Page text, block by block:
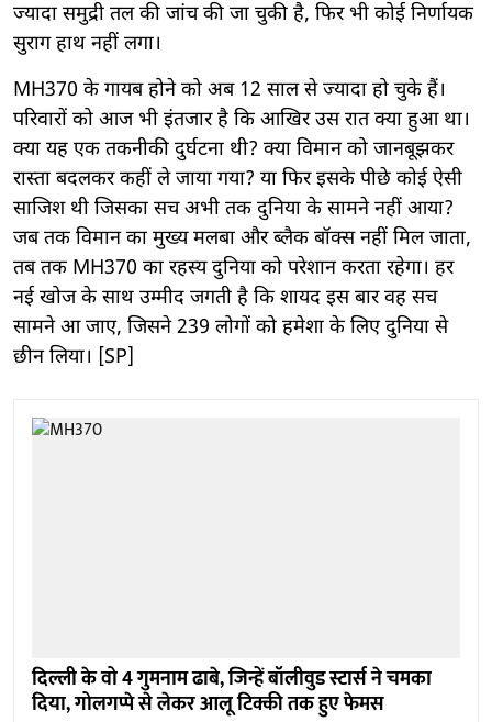
ज्यादा समुद्री तल की जांच की जा चुकी है, फिर भी कोई निर्णायक
सुराग हाथ नहीं लगा।
MH370 के गायब होने को अब 12 साल से ज्यादा हो चुके हैं।
परिवारों को आज भी इंतजार है कि आखिर उस रात क्या हुआ था।
क्या यह एक तकनीकी दुर्घटना थी? क्या विमान को जानबूझकर
रास्ता बदलकर कहीं ले जाया गया? या फिर इसके पीछे कोई ऐसी
साजिश थी जिसका सच अभी तक दुनिया के सामने नहीं आया?
जब तक विमान का मुख्य मलबा और ब्लैक बॉक्स नहीं मिल जाता,
तब तक MH370 का रहस्य दुनिया को परेशान करता रहेगा। हर
नई खोज के साथ उम्मीद जगती है कि शायद इस बार वह सच
सामने आ जाए, जिसने 239 लोगों को हमेशा के लिए दुनिया से
छीन लिया। [SP]
दिल्ली के वो 4 गुमनाम ढाबे, जिन्हें बॉलीवुड स्टार्स ने चमका
दिया, गोलगप्पे से लेकर आलू टिक्की तक हुए फेमस